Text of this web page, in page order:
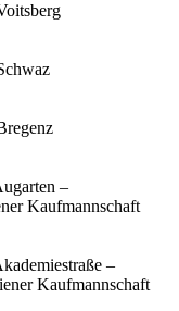
–
Kaufmannschaft
–
Kaufmannschaft